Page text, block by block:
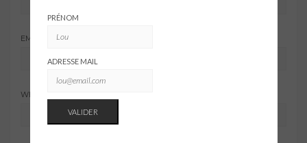
EMAIL ADDRESS
WEBSITE
PRÉNOM
ADRESSE MAIL